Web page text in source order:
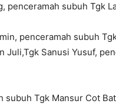
penceramah subuh Tgk
penceramah subuh
Juli,Tgk Sanusi Yusuf,
subuh Tgk Mansur Cot